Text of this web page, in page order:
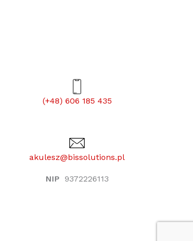
(+48) 606 185 435
akulesz@bissolutions.pl
NIP 9372226113